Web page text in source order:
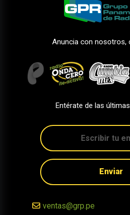
Anuncia con nosotros,
Entérate de las
Enviar
ventas@grp.pe